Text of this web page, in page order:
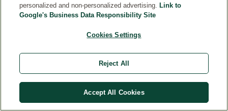
S
xt
ct
personalized and non-personalized advertising. Link to
Google's Business Data Responsibility Site
Cookies Settings
Reject All
Accept All Cookies